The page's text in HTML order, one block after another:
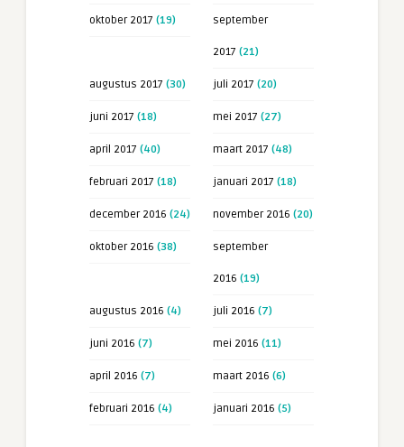
oktober 2017 (19) september
2017 (21)
augustus 2017 (30) juli 2017 (20)
juni 2017 (18) mei 2017 (27)
april 2017 (40) maart 2017 (48)
februari 2017 (18) januari 2017 (18)
december 2016 (24) november 2016 (20)
oktober 2016 (38) september
2016 (19)
augustus 2016 (4) juli 2016 (7)
juni 2016 (7) mei 2016 (11)
april 2016 (7) maart 2016 (6)
februari 2016 (4) januari 2016 (5)